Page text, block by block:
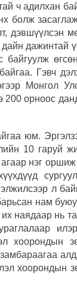
ч адилхан
болж
дэвшүүлсэн
дайн дажинтай
Гэвч
Монгол
200 орноос
юм.
10 гаруй
нэг
л
нам
наядаар нь
хоорондын
хоорондын